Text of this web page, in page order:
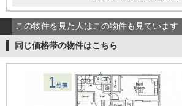
この物件を見た人はこの物件も見ています
同じ価格帯の物件はこちら